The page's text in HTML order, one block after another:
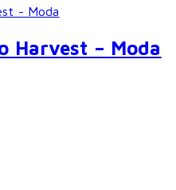
Harvest – Moda